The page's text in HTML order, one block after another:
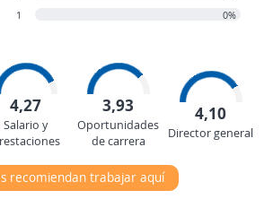
1
0%
4,27
Salario y
3,93
Oportunidades
de carrera
4,10
Director general
recomiendan trabajar aquí